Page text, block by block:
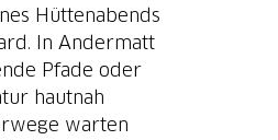
Hüttenabends
In Andermatt
Pfade oder
hautnah
warten